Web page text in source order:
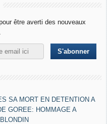
être averti des nouveaux
SA MORT EN DETENTION A
GOREE: HOMMAGE A